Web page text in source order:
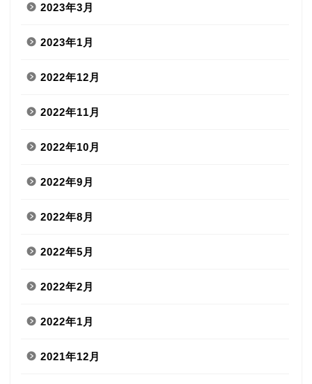
2023年3月
2023年1月
2022年12月
2022年11月
2022年10月
2022年9月
2022年8月
2022年5月
2022年2月
2022年1月
2021年12月